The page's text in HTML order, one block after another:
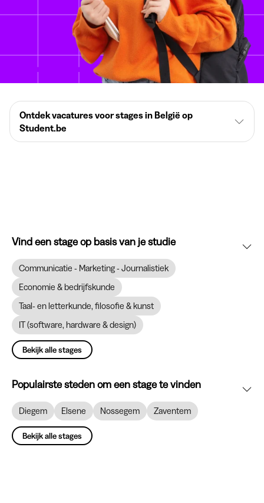
Ontdek vacatures voor stages in België op
Student.be
Vind een stage op basis van je studie
Communicatie - Marketing - Journalistiek
Economie & bedrijfskunde
Taal- en letterkunde, filosofie & kunst
IT (software, hardware & design)
Bekijk alle stages
Populairste steden om een stage te vinden
Diegem Elsene Nossegem Zaventem
Bekijk alle stages